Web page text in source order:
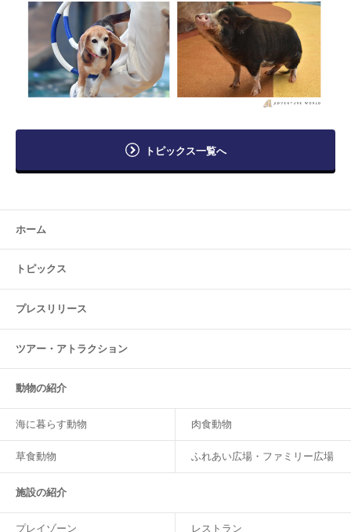
トピックス一覧へ
ホーム
トピックス
プレスリリース
ツアー・ アトラクション
動物の紹介
海に暮らす動物 肉食動物
草食動物 ふれあい広場・ファミリー広場
施設の紹介
プレイゾーン レストラン